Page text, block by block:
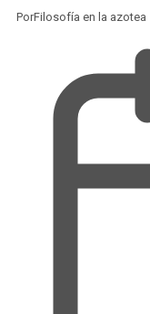
PorFilosofía en la azotea